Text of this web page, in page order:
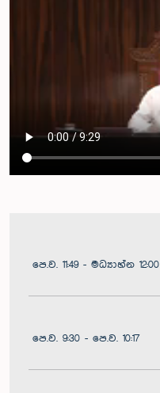
පෙ.ව. 11:49 - මධ්‍යාහ්න 12:00
පෙ.ව. 9:30 - පෙ.ව. 10:17